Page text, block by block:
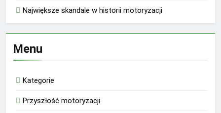
Największe skandale w historii motoryzacji
Menu
Kategorie
Przyszłość motoryzacji